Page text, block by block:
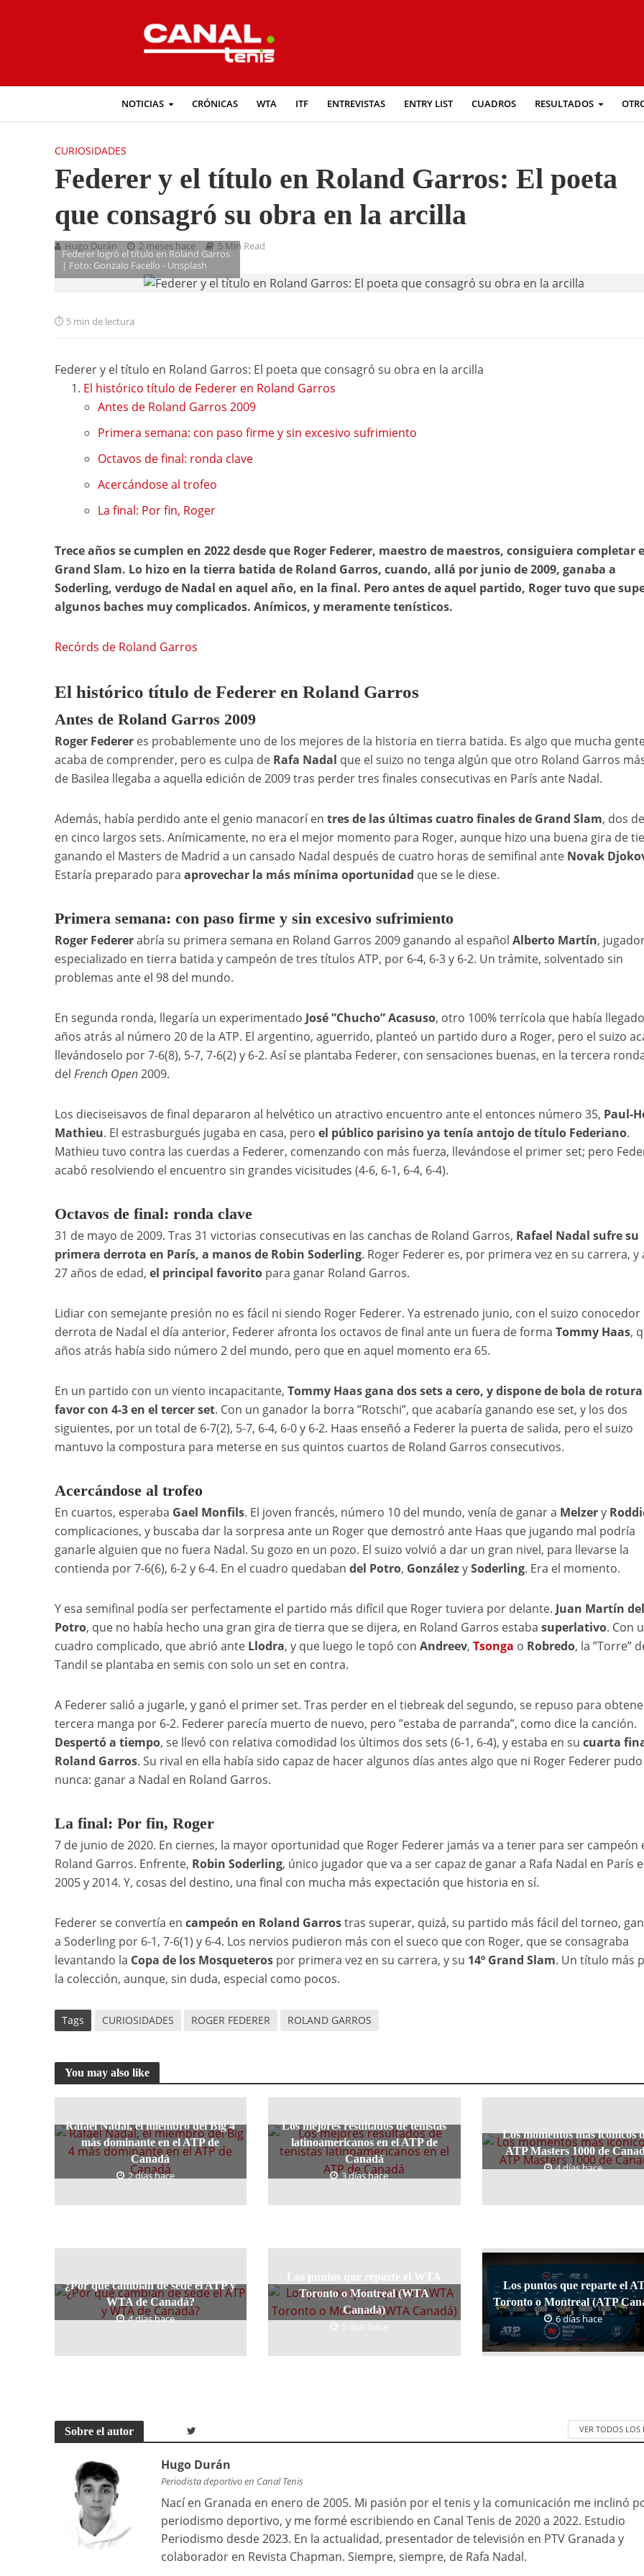
NOTICIAS CRÓNICAS WTA ITF ENTREVISTAS ENTRY LIST CUADROS RESULTADOS
CURIOSIDADES
Federer y el título en Roland Garros: El poeta
que consagró su obra en la arcilla
Hugo Durán 2 meses hace 5 Min Read
Federer logró el título en Roland Garros
| Foto: Gonzalo Facello - Unsplash
5 min de lectura
Federer y el título en Roland Garros: El poeta que consagró su obra en la arcilla
El histórico título de Federer en Roland Garros
Antes de Roland Garros 2009
Primera semana: con paso firme y sin excesivo sufrimiento
Octavos de final: ronda clave
Acercándose al trofeo
La final: Por fin, Roger
Trece años se cumplen en 2022 desde que Roger Federer, maestro de maestros, consiguiera completar
Grand Slam. Lo hizo en la tierra batida de Roland Garros, cuando, allá por junio de 2009, ganaba a
Soderling, verdugo de Nadal en aquel año, en la final. Pero antes de aquel partido, Roger tuvo que
algunos baches muy complicados. Anímicos, y meramente tenísticos.
Recórds de Roland Garros
El histórico título de Federer en Roland Garros
Antes de Roland Garros 2009
Roger Federeres probablemente uno de los mejores de la historia en tierra batida. Es algo que mucha
acaba de comprender, pero es culpa de Rafa Nadal que el suizo no tenga algún que otro Roland Garros
de Basilea llegaba a aquella edición de 2009 tras perder tres finales consecutivas en París ante Nadal.
Además, había perdido ante el genio manacorí en tres de las últimas cuatro finales de Grand Slam, dos
en cinco largos sets. Anímicamente, no era el mejor momento para Roger, aunque hizo una buena gira de
ganando el Masters de Madrid a un cansado Nadal después de cuatro horas de semifinal ante Novak
Estaría preparado para aprovechar la más mínima oportunidad que se le diese.
Primera semana: con paso firme y sin excesivo sufrimiento
Roger Federerabría su primera semana en Roland Garros 2009 ganando al español Alberto Martín,
especializado en tierra batida y campeón de tres títulos ATP, por 6-4, 6-3 y 6-2. Un trámite, solventado sin
problemas ante el 98 del mundo.
En segunda ronda, llegaría un experimentado José ”Chucho” Acasuso, otro 100% terrícola que había
años atrás al número 20 de la ATP. El argentino, aguerrido, planteó un partido duro a Roger, pero el suizo
llevándoselo por 7-6(8), 5-7, 7-6(2) y 6-2. Así se plantaba Federer, con sensaciones buenas, en la tercera
del French Open2009.
Los dieciseisavos de final depararon al helvético un atractivo encuentro ante el entonces número 35, Paul-
Mathieu. El estrasburgués jugaba en casa, pero el público parisino ya tenía antojo de título Federiano.
Mathieu tuvo contra las cuerdas a Federer, comenzando con más fuerza, llevándose el primer set; pero
acabó resolviendo el encuentro sin grandes vicisitudes (4-6, 6-1, 6-4, 6-4).
Octavos de final: ronda clave
31 de mayo de 2009. Tras 31 victorias consecutivas en las canchas de Roland Garros, Rafael Nadal sufre su
primera derrota en París, a manos de Robin Soderling. Roger Federer es, por primera vez en su carrera, y
27 años de edad, el principal favoritopara ganar Roland Garros.
Lidiar con semejante presión no es fácil ni siendo Roger Federer. Ya estrenado junio, con el suizo conocedor
derrota de Nadal el día anterior, Federer afronta los octavos de final ante un fuera de forma Tommy Haas,
años atrás había sido número 2 del mundo, pero que en aquel momento era 65.
En un partido con un viento incapacitante, Tommy Haas gana dos sets a cero, y dispone de bola de
favor con 4-3 en el tercer set. Con un ganador la borra ”Rotschi”, que acabaría ganando ese set, y los dos
siguientes, por un total de 6-7(2), 5-7, 6-4, 6-0 y 6-2. Haas enseñó a Federer la puerta de salida, pero el suizo
mantuvo la compostura para meterse en sus quintos cuartos de Roland Garros consecutivos.
Acercándose al trofeo
En cuartos, esperaba Gael Monfils. El joven francés, número 10 del mundo, venía de ganar a Melzery
complicaciones, y buscaba dar la sorpresa ante un Roger que demostró ante Haas que jugando mal podría
ganarle alguien que no fuera Nadal. Su gozo en un pozo. El suizo volvió a dar un gran nivel, para llevarse la
contienda por 7-6(6), 6-2 y 6-4. En el cuadro quedaban del Potro, GonzálezySoderling. Era el momento.
Y esa semifinal podía ser perfectamente el partido más difícil que Roger tuviera por delante. Juan Martín del
Potro, que no había hecho una gran gira de tierra que se dijera, en Roland Garros estaba superlativo. Con
cuadro complicado, que abrió ante Llodra, y que luego le topó con Andreev, Tsonga o Robredo, la ”Torre”
Tandil se plantaba en semis con solo un set en contra.
A Federer salió a jugarle, y ganó el primer set. Tras perder en el tiebreak del segundo, se repuso para
tercera manga por 6-2. Federer parecía muerto de nuevo, pero ”estaba de parranda”, como dice la canción.
Despertó a tiempo, se llevó con relativa comodidad los últimos dos sets (6-1, 6-4), y estaba en su cuarta
Roland Garros. Su rival en ella había sido capaz de hacer algunos días antes algo que ni Roger Federer pudo
nunca: ganar a Nadal en Roland Garros.
La final: Por fin, Roger
7 de junio de 2020. En ciernes, la mayor oportunidad que Roger Federer jamás va a tener para ser campeón
Roland Garros. Enfrente, Robin Soderling, único jugador que va a ser capaz de ganar a Rafa Nadal en París
2005 y 2014. Y, cosas del destino, una final con mucha más expectación que historia en sí.
Federer se convertía en campeón en Roland Garrostras superar, quizá, su partido más fácil del torneo,
a Soderling por 6-1, 7-6(1) y 6-4. Los nervios pudieron más con el sueco que con Roger, que se consagraba
levantando la Copa de los Mosqueterospor primera vez en su carrera, y su 14º Grand Slam. Un título más
la colección, aunque, sin duda, especial como pocos.
Tags CURIOSIDADES ROGER FEDERER ROLAND GARROS
You may also like
Rafael Nadal, el miembro del Big 4
más dominante en el ATP de
Canadá
2 días hace
Los mejores resultados de tenistas
latinoamericanos en el ATP de
Canadá
3 días hace
Los momentos más icónicos
ATP Masters 1000 de
4 días hace
¿Por qué cambian de sede el ATP y
WTA de Canadá?
4 días hace
Los puntos que reparte el WTA
Toronto o Montreal (WTA
Canadá)
5 días hace
Los puntos que reparte el
Toronto o Montreal (ATP
6 días hace
Sobre el autor VER TODOS LOS
Hugo Durán
Periodista deportivo en Canal Tenis
Nací en Granada en enero de 2005. Mi pasión por el tenis y la comunicación me inclinó
periodismo deportivo, y me formé escribiendo en Canal Tenis de 2020 a 2022. Estudio
Periodismo desde 2023. En la actualidad, presentador de televisión en PTV Granada y
colaborador en Revista Chapman. Siempre, siempre, de Rafa Nadal.